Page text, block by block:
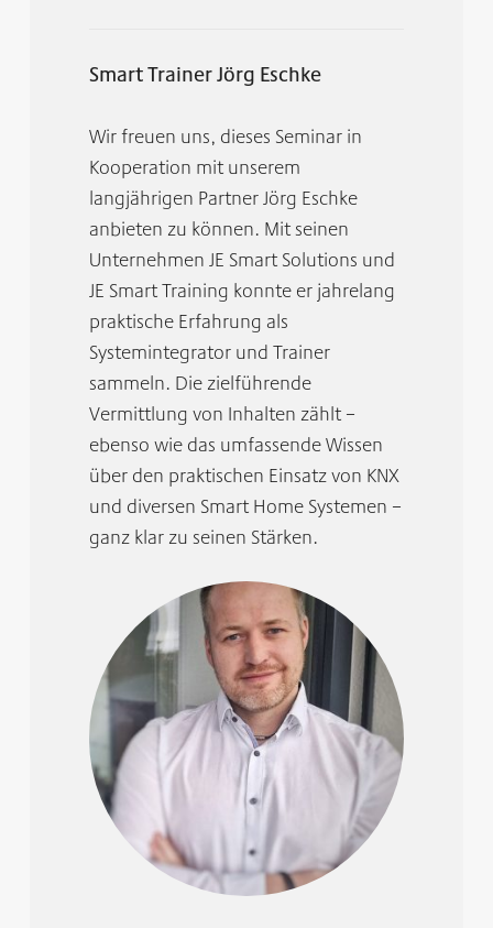
Smart Trainer Jörg Eschke
­Wir freuen uns, dieses Seminar in
Kooperation mit unserem
langjährigen Partner Jörg Eschke
anbieten zu können. Mit seinen
Unternehmen JE Smart Solutions und
JE Smart Training konnte er jahrelang
praktische Erfahrung als
Systemintegrator und Trainer
sammeln. Die zielführende
Vermittlung von Inhalten zählt –
ebenso wie das umfassende Wissen
über den praktischen Einsatz von KNX
und diversen Smart Home Systemen –
ganz klar zu seinen Stärken.